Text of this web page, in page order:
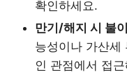
확인하세요.
만기/해지 시 불
능성이나 가산세
인 관점에서 접